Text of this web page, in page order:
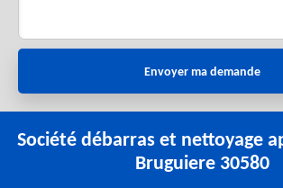
Société débarras et nettoyage
Bruguiere 30580